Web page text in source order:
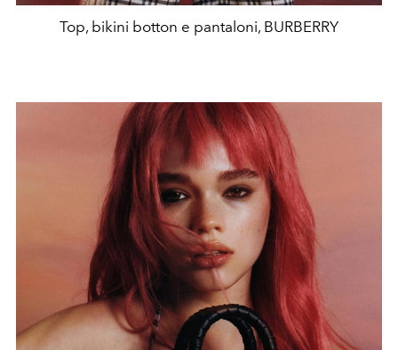
Top, bikini botton e pantaloni, BURBERRY